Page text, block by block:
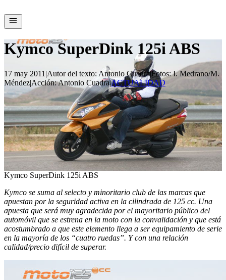
Kymco SuperDink 125i ABS
17 may 2011 |Autor del texto: Antonio Cuadra|Fotos: I. Medrano/M.
Méndez|Acción:Antonio Cuadra|ACTUALIDAD
Kymco SuperDink 125i ABS
Kymco se suma al selecto y minoritario club de las marcas que
apuestan por la seguridad activa en la cilindrada de 125 cc. Una
apuesta que será muy agradecida por el mayoritario público del
automóvil que se estrena en la moto con la convalidación y que está
acostumbrado a que este elemento llega a ser equipamiento de serie
en la mayoría de los “cuatro ruedas”. Y con una relación
calidad/precio difícil de superar.